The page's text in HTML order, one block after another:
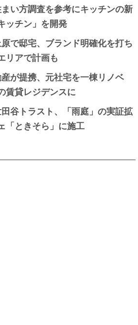
い方調査を参考にキッチンの新
ッチン」を開発
で邸宅、ブランド明確化を打ち
リアで計画も
が提携、元社宅を一棟リノベ
賃貸レジデンスに
谷トラスト、「雨庭」の実証拡
「ときそら」に施工